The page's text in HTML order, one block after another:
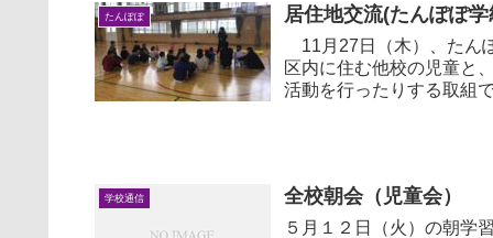
たんぽぽ 居住地交流(たんぽぽ
11月27日（木）、たん
区内に住む他校の児童と
活動を行ったりする取組です。 この日は、他校から２名の児童を古
学校通信 全校朝会（児童会）
５月１２日（火）の朝学